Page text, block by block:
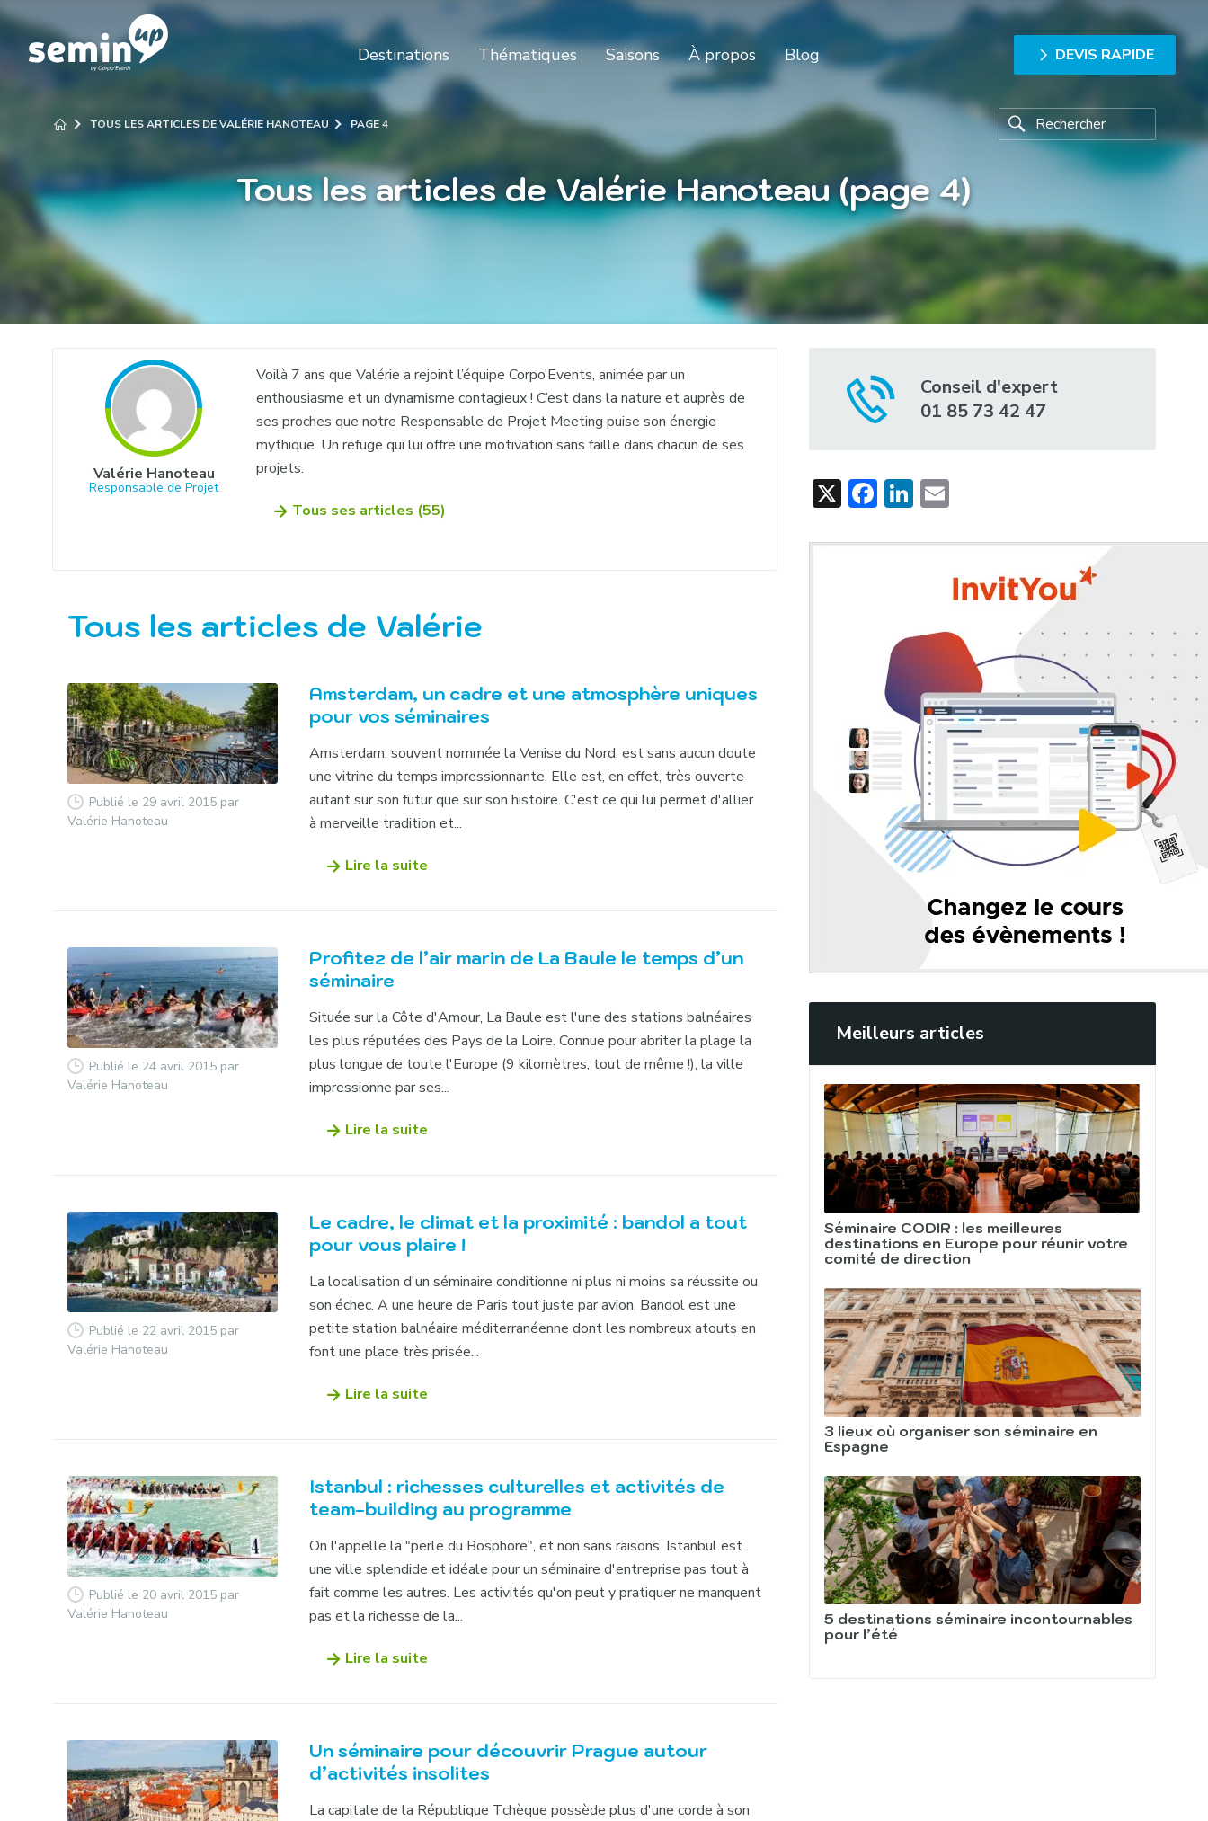
Destinations Thématiques Saisons À propos Blog DEVIS RAPIDE
TOUS LES ARTICLES DE VALÉRIE HANOTEAU PAGE 4
Tous les articles de Valérie Hanoteau (page 4)
Valérie Hanoteau
Responsable de Projet
Voilà 7 ans que Valérie a rejoint l’équipe Corpo’Events, animée par un
enthousiasme et un dynamisme contagieux ! C’est dans la nature et auprès de
ses proches que notre Responsable de Projet Meeting puise son énergie
mythique. Un refuge qui lui offre une motivation sans faille dans chacun de ses
projets.
Tous ses articles (55)
Tous les articles de Valérie
Publié le 29 avril 2015 par
Valérie Hanoteau
Amsterdam, un cadre et une atmosphère uniques
pour vos séminaires
Amsterdam, souvent nommée la Venise du Nord, est sans aucun doute
une vitrine du temps impressionnante. Elle est, en effet, très ouverte
autant sur son futur que sur son histoire. C'est ce qui lui permet d'allier
à merveille tradition et...
Lire la suite
Publié le 24 avril 2015 par
Valérie Hanoteau
Profitez de l’air marin de La Baule le temps d’un
séminaire
Située sur la Côte d'Amour, La Baule est l'une des stations balnéaires
les plus réputées des Pays de la Loire. Connue pour abriter la plage la
plus longue de toute l'Europe (9 kilomètres, tout de même !), la ville
impressionne par ses...
Lire la suite
Publié le 22 avril 2015 par
Valérie Hanoteau
Le cadre, le climat et la proximité : bandol a tout
pour vous plaire !
La localisation d'un séminaire conditionne ni plus ni moins sa réussite ou
son échec. A une heure de Paris tout juste par avion, Bandol est une
petite station balnéaire méditerranéenne dont les nombreux atouts en
font une place très prisée...
Lire la suite
Publié le 20 avril 2015 par
Valérie Hanoteau
Istanbul : richesses culturelles et activités de
team-building au programme
On l'appelle la "perle du Bosphore", et non sans raisons. Istanbul est
une ville splendide et idéale pour un séminaire d'entreprise pas tout à
fait comme les autres. Les activités qu'on peut y pratiquer ne manquent
pas et la richesse de la...
Lire la suite
Un séminaire pour découvrir Prague autour
d’activités insolites
La capitale de la République Tchèque possède plus d'une corde à son
Conseil d'expert
01 85 73 42 47
X Facebook
LinkedIn
Email
Meilleurs articles
Séminaire CODIR : les meilleures
destinations en Europe pour réunir votre
comité de direction
3 lieux où organiser son séminaire en
Espagne
5 destinations séminaire incontournables
pour l’été